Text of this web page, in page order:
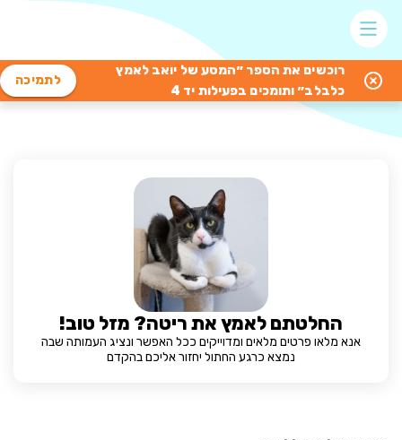
רוכשים את הספר ״המסע של יואב לאמץ
כלבלב״ ותומכים בפעילות יד 4
לתמיכה
החלטתם לאמץ את ריטה? מזל טוב!
אנא מלאו פרטים מלאים ומדוייקים ככל האפשר ונציג העמותה שבה
נמצא כרגע החתול יחזור אליכם בהקדם